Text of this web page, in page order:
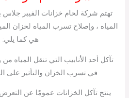
تهتم شركة لحام خزانات الفيبر جلاس
المياه ، وإصلاح تسرب المياه لخزان
هي كما يلي:
تآكل أحد الأنابيب التي تنقل المياه
في تسرب الخزان والتأثير على
ينتج تآكل الخزانات عمومًا عن